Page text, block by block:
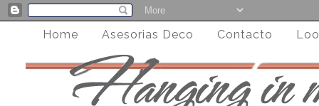
Home Asesorias Deco Contacto